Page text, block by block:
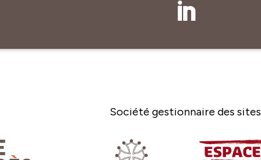
Société gestionnaire des sites